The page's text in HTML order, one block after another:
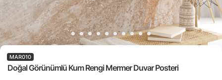
Doğal Görünümlü Kum Rengi Mermer Duvar Posteri
MAR010